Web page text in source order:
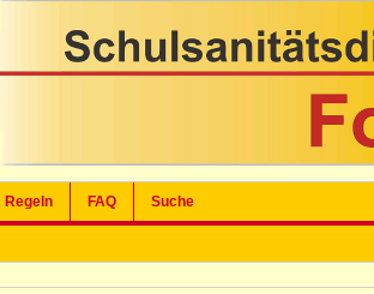
Regeln FAQ Suche